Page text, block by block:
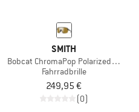
SMITH
Bobcat ChromaPop Polarized Mirror
Fahrradbrille
249,95 €
(0)